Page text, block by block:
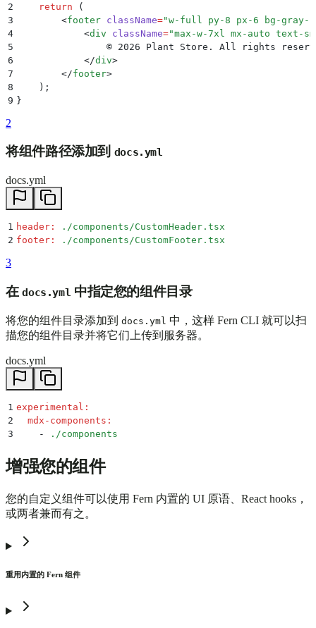
2
    return
(
3
        <
footer className="w-full py-8 px-6 bg-gray-
4
            <
div className="max-w-7xl mx-auto text-
5
© 2026 Plant Store. All rights
6
            </
div>
7
        </
footer>
8
    )
;
9 }
2
将组件路径添加到 docs.yml
docs.yml
1 header :
./components/CustomHeader.tsx
2 footer : ./components/CustomFooter.tsx
3
在docs.yml 中指定您的组件目录
将您的组件目录添加到 docs.yml 中，这样 Fern CLI 就可以扫
描您的组件目录并将它们上传到服务器。
docs.yml
1 experimental :
2
  mdx-components
:
3
    -
./components
增强您的组件
您的自定义组件可以使用 Fern 内置的 UI 原语、React hooks，
或两者兼而有之。
重用内置的 Fern 组件